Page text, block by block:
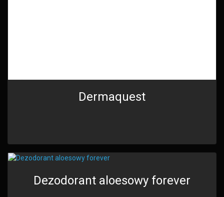
Dermaquest
Dezodorant aloesowy forever